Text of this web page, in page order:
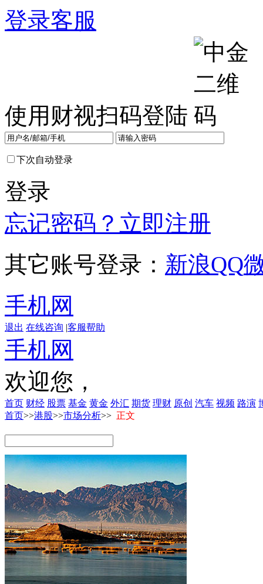
登录客服
使用财视扫码登陆
下次自动登录
登录
忘记密码？ 立即注册
其它账号登录： 新浪QQ
手机网
退出 在线咨询 |客服帮助
手机网
欢迎您，
首页 财经 股票 基金 黄金 外汇 期货 理财 原创 汽车 视频 路演
首页>>港股>>市场分析>> 正文